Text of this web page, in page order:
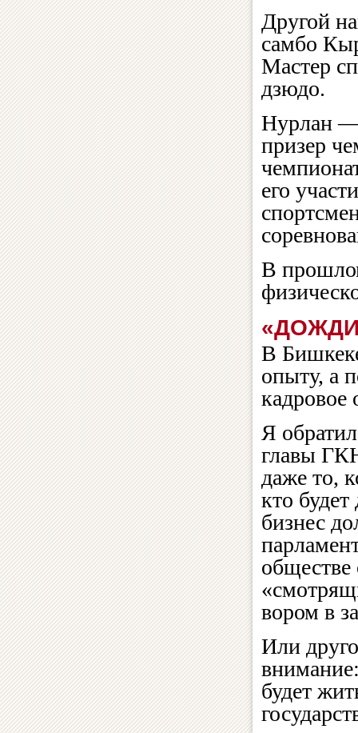
Другой
самбо
Мастер
дзюдо.
Нурлан —
призер
его
В
В
опыту, а
кадровое
Я
главы
даже то,
кто
бизнес
обществе
вором в
Или
будет